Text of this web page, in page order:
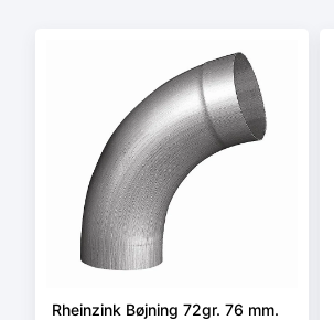
Rheinzink Bøjning 72gr. 76 mm.